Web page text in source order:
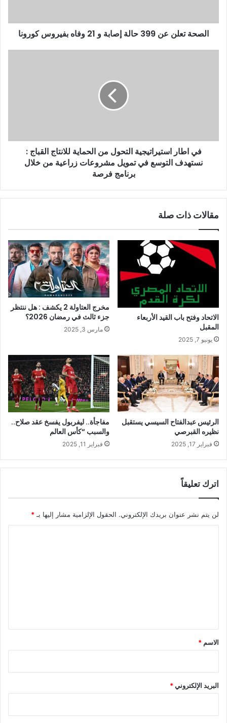
الصحة تعلن عن 399 حالة إصابة و 21 وفاه بفيروس كورونا
في اطار استيراتيجية التحول من الحماية للانتاج القباج :
نستهدف التوسع في تمويل مشروعات زراعية من خلال
برنامج فرصة
مقالات ذات صلة
الاتحاد وفتح باب القيد الأربعاء
المقبل
يونيو 7, 2025
مخرج العتاولة 2 يكشف : هل ننتظر
جزء ثالث في رمضان 2026؟
مارس 3, 2025
الرئيس عبدالفتاح السيسي يستقبل
نظيره القبرصي
فبراير 17, 2025
مفاجأة.. ليفربول يفسخ عقد صلاح..
والسبب “كأس العالم
فبراير 11, 2025
اترك تعليقاً
لن يتم نشر عنوان بريدك الإلكتروني. الحقول الإلزامية مشار إليها بـ *
*
الاسم *
البريد الإلكتروني*